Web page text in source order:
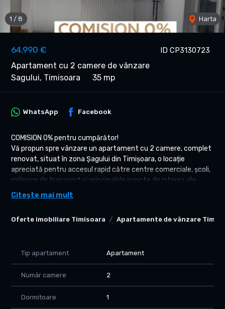
ID CP3130723
64,990 €
Apartament cu 2 camere de vânzare
Sagului, Timisoara
35 mp
1 / 8 Harta
Oferte imobiliare Timisoara Apartamente de vânzare
WhatsApp Facebook
COMISION 0% pentru cumpărător!
Vă propun spre vânzare un apartament cu 2 camere, complet
renovat, situat în zona Șagului din Timișoara, o locație
apreciată pentru accesul rapid către centre comerciale, școli,
mijloace de transport și principalele puncte de interes ale
orașului.
Apartamentul este amplasat într-o zonă liniștită și bine
supermarketuri precum Kaufland, Lidl, Profi și Carrefour, iar
Shopping City Timișoara este accesibil în aproximativ 15
minute. Zona beneficiază de acces facil către liniile de tramvai
celelalte cartiere importante.
Citește mai mult
Tip apartament Apartament
Număr camere 2
Dormitoare 1